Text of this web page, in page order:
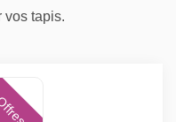
vos tapis.